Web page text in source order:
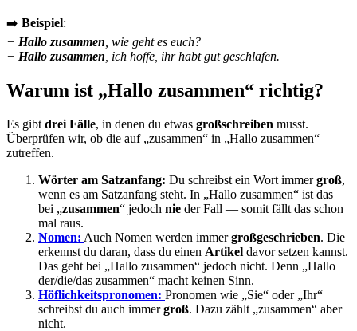
➡️ Beispiel:
− Hallo zusammen , wie geht es euch?
− Hallo zusammen , ich hoffe, ihr habt gut geschlafen.
Warum ist „Hallo zusammen“ richtig?
Es gibt drei Fälle, in denen du etwas großschreiben musst.
Überprüfen wir, ob die auf „zusammen“ in „Hallo zusammen“
zutreffen.
Wörter am Satzanfang: Du schreibst ein Wort immergroß,
wenn es am Satzanfang steht. In „Hallo zusammen“ ist das
bei „zusammen“ jedoch nie der Fall — somit fällt das schon
mal raus.
Nomen: Auch Nomen werden immergroßgeschrieben. Die
erkennst du daran, dass du einen Artikel davor setzen kannst.
Das geht bei „Hallo zusammen“ jedoch nicht. Denn „Hallo
der/die/das zusammen“ macht keinen Sinn.
Höflichkeitspronomen: Pronomen wie „Sie“ oder „Ihr“
schreibst du auch immergroß. Dazu zählt „zusammen“ aber
nicht.